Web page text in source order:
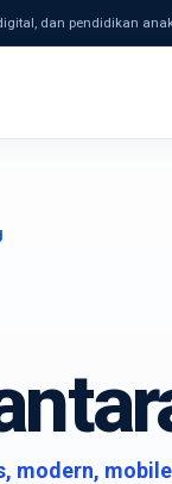
dan pendidikan
modern,